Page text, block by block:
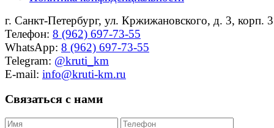
г. Санкт-Петербург, ул. Кржижановского, д. 3, корп. 3
Телефон: 8 (962) 697-73-55
WhatsApp: 8 (962) 697-73-55
Telegram: @kruti_km
E-mail: info@kruti-km.ru
Связаться с нами